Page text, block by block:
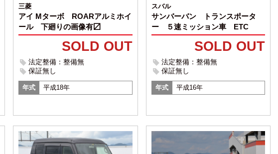
三菱
アイ Mターボ ROARアルミホイ
ール 下廻りの画像有〼
SOLD OUT
法定整備：整備無
保証無し
年式 平成18年
スバル
サンバーバン トランスポータ
ー ５速ミッション車 ETC
SOLD OUT
法定整備：整備無
保証無し
年式 平成16年